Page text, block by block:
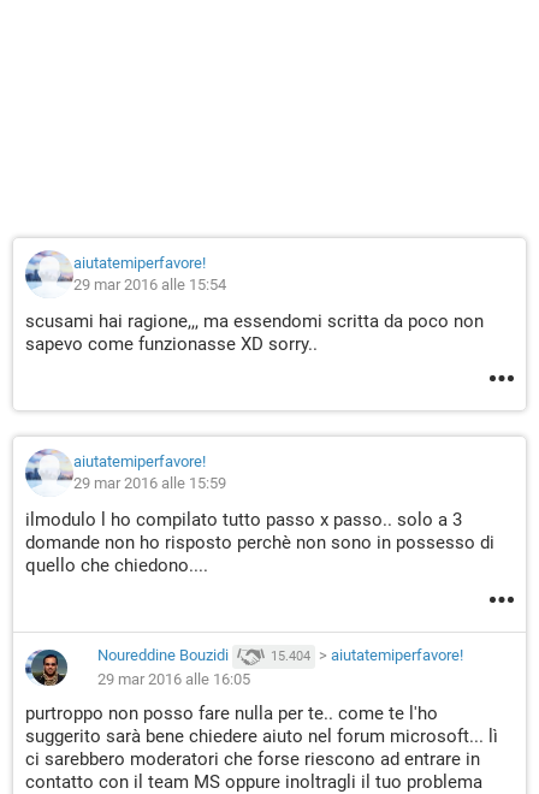
aiutatemiperfavore!
29 mar 2016 alle 15:54
scusami hai ragione,,, ma essendomi scritta da poco non
sapevo come funzionasse XD sorry..
aiutatemiperfavore!
29 mar 2016 alle 15:59
ilmodulo l ho compilato tutto passo x passo.. solo a 3
domande non ho risposto perchè non sono in possesso di
quello che chiedono....
Noureddine Bouzidi 15.404 > aiutatemiperfavore!
29 mar 2016 alle 16:05
purtroppo non posso fare nulla per te.. come te l'ho
suggerito sarà bene chiedere aiuto nel forum microsoft... lì
ci sarebbero moderatori che forse riescono ad entrare in
contatto con il team MS oppure inoltragli il tuo problema